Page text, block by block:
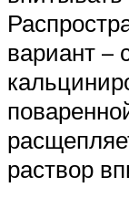
вариант –
раствор